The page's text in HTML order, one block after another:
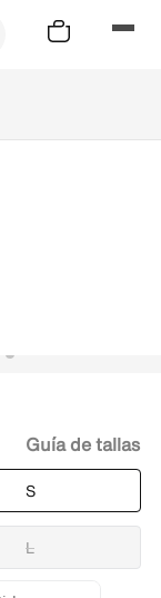
S
L
Guía de tallas